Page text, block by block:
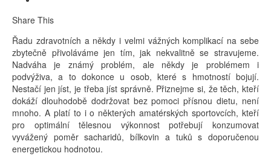
Share This
Řadu zdravotních a někdy i velmi vážných komplikací na sebe
zbytečně přivoláváme jen tím, jak nekvalitně se stravujeme.
Nadváha je známý problém, ale někdy je problémem i
podvýživa, a to dokonce u osob, které s hmotností bojují.
Nestačí jen jíst, je třeba jíst správně. Přiznejme si, že těch, kteří
dokáží dlouhodobě dodržovat bez pomoci přísnou dietu, není
mnoho. A platí to i o některých amatérských sportovcích, kteří
pro optimální tělesnou výkonnost potřebují konzumovat
vyvážený poměr sacharidů, bílkovin a tuků s doporučenou
energetickou hodnotou.